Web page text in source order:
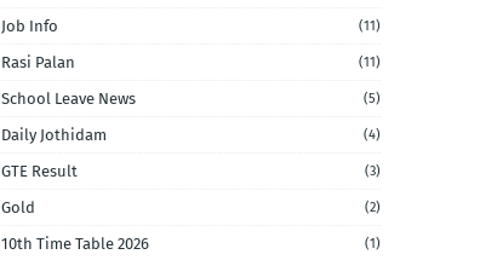
Job Info (11)
Rasi Palan (11)
School Leave News (5)
Daily Jothidam (4)
GTE Result (3)
Gold (2)
10th Time Table 2026 (1)